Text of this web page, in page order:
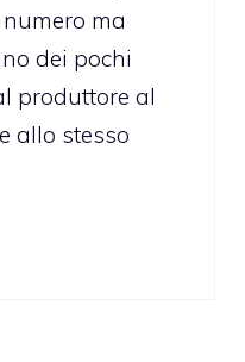
ma
dei pochi
produttore al
allo stesso